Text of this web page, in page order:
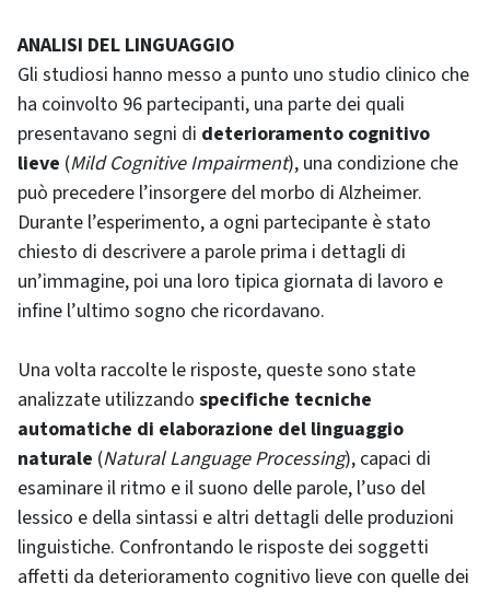
ANALISI DEL LINGUAGGIO
Gli studiosi hanno messo a punto uno studio clinico che
ha coinvolto 96 partecipanti, una parte dei quali
presentavano segni di deterioramento cognitivo
lieve (Mild Cognitive Impairment), una condizione che
può precedere l’insorgere del morbo di Alzheimer.
Durante l’esperimento, a ogni partecipante è stato
chiesto di descrivere a parole prima i dettagli di
un’immagine, poi una loro tipica giornata di lavoro e
infine l’ultimo sogno che ricordavano.
Una volta raccolte le risposte, queste sono state
analizzate utilizzando specifiche tecniche
automatiche di elaborazione del linguaggio
naturale (Natural Language Processing), capaci di
esaminare il ritmo e il suono delle parole, l’uso del
lessico e della sintassi e altri dettagli delle produzioni
linguistiche. Confrontando le risposte dei soggetti
affetti da deterioramento cognitivo lieve con quelle dei